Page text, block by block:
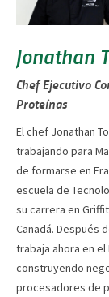
Jonathan
Chef Ejecutivo
Proteínas
El chef Jonathan
trabajando para
de formarse en
escuela de
su carrera en
Canadá. Después
trabaja ahora en
construyendo
procesadores de